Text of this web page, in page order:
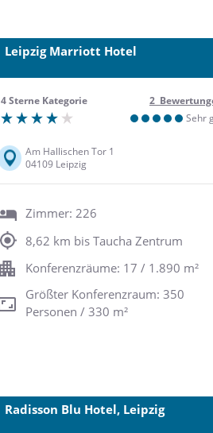
Leipzig Marriott Hotel
4 Sterne Kategorie
2
Sehr
Am Hallischen Tor 1
04109 Leipzig
Zimmer: 226
8,62 km bis Taucha Zentrum
Konferenzräume: 17 / 1.890 m²
Größter Konferenzraum: 350
Personen / 330 m²
Radisson Blu Hotel, Leipzig